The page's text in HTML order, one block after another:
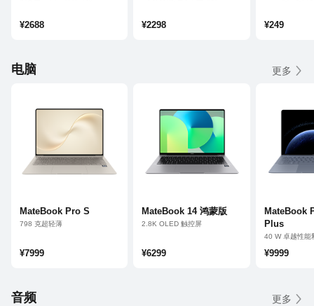
¥2688 ¥2298 ¥249
电脑 更多
MateBook Pro S
798 克超轻薄
¥7999
MateBook 14 鸿蒙版
2.8K OLED 触控屏
¥6299
MateBook
Plus
40 W 卓越性能
¥9999
音频 更多